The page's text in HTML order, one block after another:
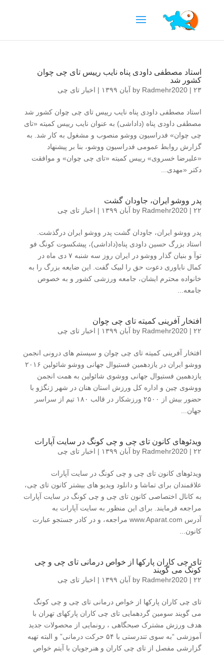
استاد مصطفی داودی پناه نایب رییس تای چی چوان
کشور شد
by Radmehr2020 |۲۳ آبان ۱۳۹۹ | اخبار تای چی
استاد مصطفی داودی پناه نایب رییس تای چی چوان کشور شد
مصطفی داودی پناه (داداشی) به عنوان نایب رییس کمیته «تای
چی چوان» فدراسیون ووشو منصوب و مشغول به کار شد. به
گزارش روابط عمومی فدراسیون ووشو، بنا بر پیشنهاد
«علیرضا خسروی» رییس کمیته «تای چی چوان» و موافقت
دکتر «مهدی...
پدر ووشو ایران، جاودان گشت
by Radmehr2020 |۲۲ آبان ۱۳۹۹ | اخبار تای چی
پدر ووشو ایران، جاودان گشت پدر ووشو ایران درگذشت.
استاد بزرگ حسین داودی پناه(داداشی)، پیشکسوت کونگ فو
توآ و بنیان گذار ووشو در ایران روز سه شنبه ۷ دی ماه در
کمال ناباوری دعوت حق را لبیک گفت. این ضایعه بزرگ را به
خانواده محترم ایشان، جامعه ورزشی کشور و به خصوص
جامعه...
افتخار آفرینی کمیته تای چی چوان
by Radmehr2020 |۲۲ آبان ۱۳۹۹ | اخبار تای چی
افتخار آفرینی کمیته تای چی چوان و سیستم های درونی انجمن
ووشو ایران در یازدهمین فستیوال جهانی ووشو شائولین ۲۰۱۶
یازدهمین فستیوال جهانی ووشوی شائولین به همت انجمن
ووشوی چین و اداره کل ورزش استان هنان در شهر ژنگژو با
حضور بیش از ۲۵۰۰ ورزشکار در قالب ۱۸۰ تیم از سراسر
جهان...
ویدئوهای کانون تای چی و چی کونگ در سایت آپارات
by Radmehr2020 |۲۲ آبان ۱۳۹۹ | اخبار تای چی
ویدئوهای کانون تای چی و چی کونگ در سایت آپارات
علاقمندان برای تماشا و دانلود ویدیو های بیشتر کانون تای چی،
به کانال اختصاصی کانون تای چی و چی کونگ در سایت آپارات
مراجعه فرمایند. برای این منظور به سایت آپارات به
آدرس www.Aparat.com مراجعه، و در کادر جستجو عبارت
کانون...
تای چی کاران پارکها از خواص درمانی تای چی و چی
کونگ می گویند
by Radmehr2020 |۲۲ آبان ۱۳۹۹ | اخبار تای چی
تای چی کاران پارکها از خواص درمانی تای چی و چی کونگ
می گویند سومین گردهمایی تای چی کاران پارکهای تهران با
هدف ورزش مشترک صبحگاهی ، رونمایی از محصولات جدید
آموزشی “به سوی تندرستی با ۵۴ حرکت درمانی” و البته تهیه
گزارشی مفصل از تای چی کاران و هنرجویان با آیتم خواص